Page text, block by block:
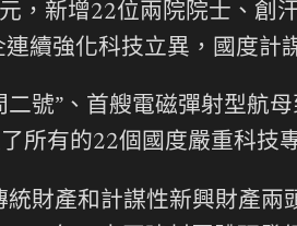
，新增22位兩院院士、創
續強化科技立異，國度計
號”、首艘電磁彈射型航母
所有的22個國度嚴重科技
財產和計謀性新興財產兩